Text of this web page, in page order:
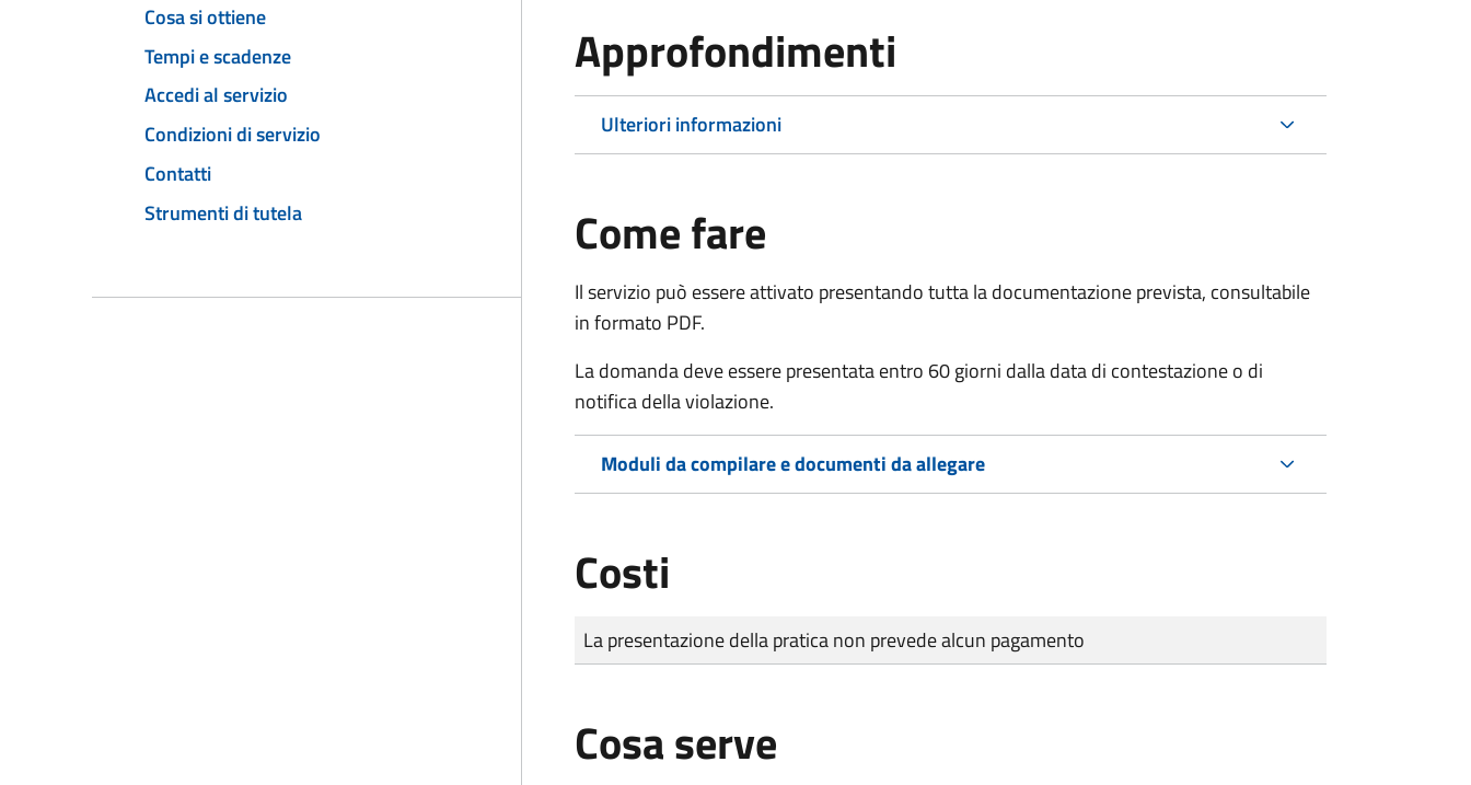
Cosa si ottiene
Tempi e scadenze
Accedi al servizio
Condizioni di servizio
Contatti
Strumenti di tutela
Approfondimenti
Ulteriori informazioni
Come fare
Il servizio può essere attivato presentando tutta la documentazione prevista, consultabile
in formato PDF.
La domanda deve essere presentata entro 60 giorni dalla data di contestazione o di
notifica della violazione.
Moduli da compilare e documenti da allegare
Costi
Tipo di pagamento
Importo
La presentazione della pratica non prevede alcun pagamento
Cosa serve